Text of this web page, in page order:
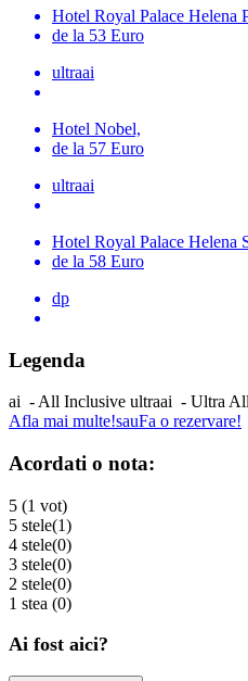
Hotel Royal Palace Helena
de la 53 Euro
ultraai
Hotel Nobel,
de la 57 Euro
ultraai
Hotel Royal Palace Helena
de la 58 Euro
dp
Legenda
ai - All Inclusive ultraai - Ultra
Afla mai multe!sauFa o rezervare!
Acordati o nota:
5 (1 vot)
5 stele(1)
4 stele(0)
3 stele(0)
2 stele(0)
1 stea (0)
Ai fost aici?